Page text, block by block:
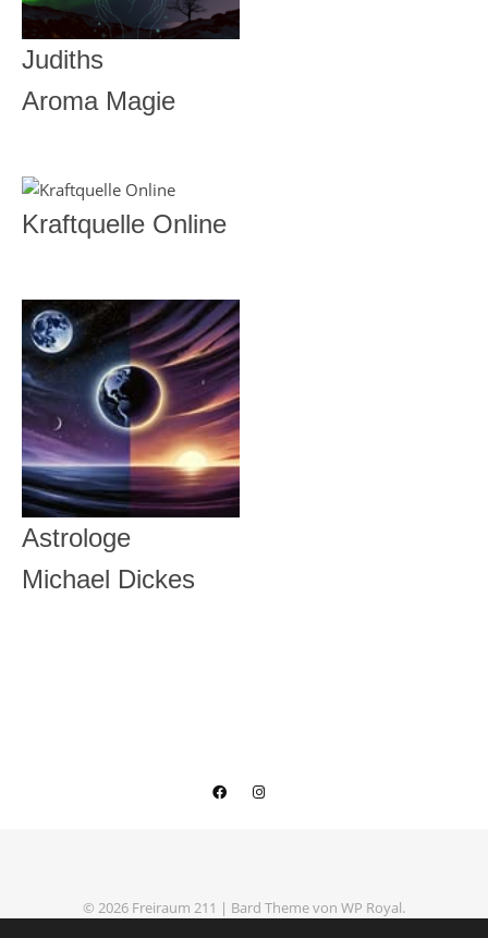
Judiths
Aroma Magie
Kraftquelle Online
Astrologe
Michael Dickes
© 2026 Freiraum 211 | Bard Theme von WP Royal.